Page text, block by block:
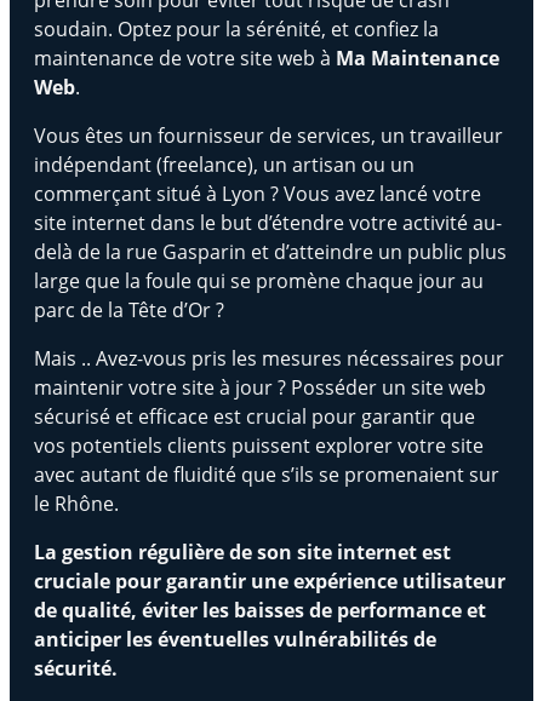
soudain. Optez pour la sérénité, et confiez la
maintenance de votre site web à Ma Maintenance
Web.
Vous êtes un fournisseur de services, un travailleur
indépendant (freelance), un artisan ou un
commerçant situé à Lyon ? Vous avez lancé votre
site internet dans le but d’étendre votre activité au-
delà de la rue Gasparin et d’atteindre un public plus
large que la foule qui se promène chaque jour au
parc de la Tête d’Or ?
Mais .. Avez-vous pris les mesures nécessaires pour
maintenir votre site à jour ? Posséder un site web
sécurisé et efficace est crucial pour garantir que
vos potentiels clients puissent explorer votre site
avec autant de fluidité que s’ils se promenaient sur
le Rhône.
La gestion régulière de son site internet est
cruciale pour garantir une expérience utilisateur
de qualité, éviter les baisses de performance et
anticiper les éventuelles vulnérabilités de
sécurité.